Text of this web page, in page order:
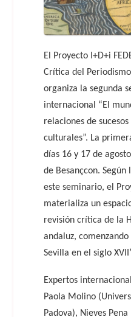
El Proyecto I+D+i
Crítica del
organiza la segunda
internacional “El
relaciones de
culturales”. La
días 16 y 17 de
de Besançcon. Según
este seminario, el
materializa un
revisión crítica de la
andaluz,
Sevilla en el siglo
Expertos
Paola Molino
Padova), Nieves